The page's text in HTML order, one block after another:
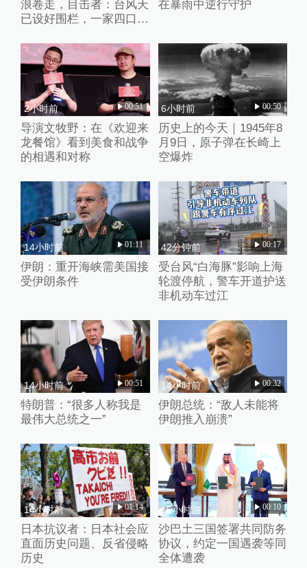
浪卷走，目击者：台风天
已设好围栏，一家四口翻
在暴雨中逆行守护
2小时前 00:51
导演文牧野：在《欢迎来
龙餐馆》看到美食和战争
的相遇和对称
6小时前 00:50
历史上的今天｜1945年8
月9日，原子弹在长崎上
空爆炸
14小时前 01:11
伊朗：重开海峡需美国接
受伊朗条件
42分钟前 00:17
受台风“白海豚”影响上海
轮渡停航，警车开道护送
非机动车过江
14小时前 00:51
特朗普：“很多人称我是
最伟大总统之一”
14小时前 00:32
伊朗总统：“敌人未能将
伊朗推入崩溃”
14小时前 01:14
日本抗议者：日本社会应
直面历史问题、反省侵略
历史
15小时前 00:10
沙巴土三国签署共同防务
协议，约定一国遇袭等同
全体遭袭